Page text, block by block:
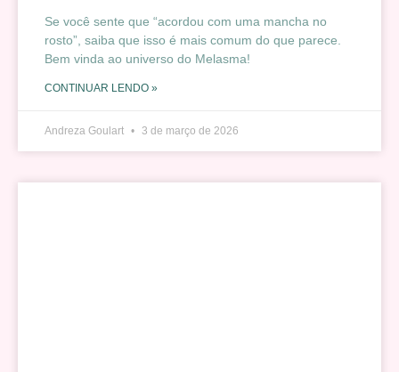
Se você sente que “acordou com uma mancha no
rosto”, saiba que isso é mais comum do que parece.
Bem vinda ao universo do Melasma!
CONTINUAR LENDO »
Andreza Goulart 3 de março de 2026